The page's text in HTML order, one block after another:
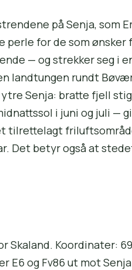
på Senja, som
for de som ønsker
— og strekker seg i
landtungen rundt
Senja: bratte fjell
i juni og juli —
tilrettelagt
Det betyr også at
Skaland. Koordinater:
E6 og Fv86 ut mot